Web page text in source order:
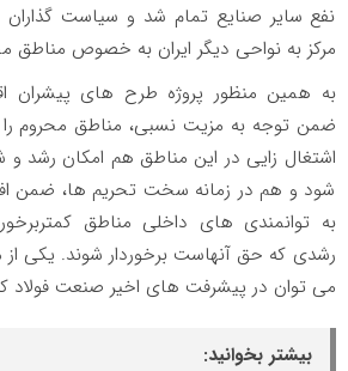
نفع سایر صنایع تمام شد و سیاست گذاران
مرکز به نواحی دیگر ایران به خصوص
به همین منظور پروژه طرح های پیشران
ضمن توجه به مزیت نسبی، مناطق محروم را
اشتغال زایی در این مناطق هم امکان رشد و
شود و هم در زمانه سخت تحریم ها، ضمن
به توانمندی های داخلی مناطق
رشدی که حق آنهاست برخوردار شوند. یکی
می توان در پیشرفت های اخیر صنعت فولاد
بیشتر بخوانید: